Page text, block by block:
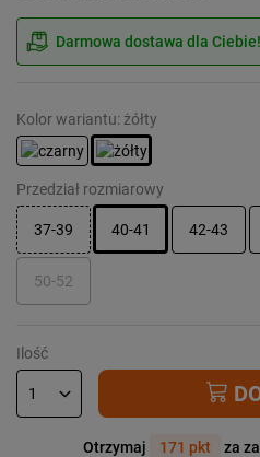
Darmowa dostawa dla Ciebie!
Kolor wariantu: żółty
Przedział rozmiarowy
37-39 40-41 42-43
50-52
Ilość
Otrzymaj 171 pkt za